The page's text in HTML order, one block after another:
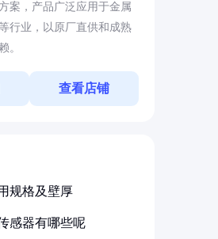
案，产品广泛应用于金属
行业，以原厂直供和成熟
。
查看店铺
规格及壁厚
感器有哪些呢